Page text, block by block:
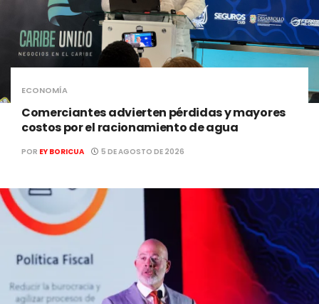
ECONOMÍA
Comerciantes advierten pérdidas y mayores
costos por el racionamiento de agua
POR EY BORICUA 5 DE AGOSTO DE 2026